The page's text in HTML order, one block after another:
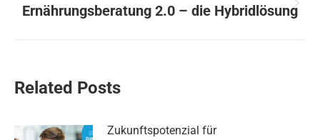
Nächster
Ernährungsberatung 2.0 – die Hybridlösung
Related Posts
Zukunftspotenzial für